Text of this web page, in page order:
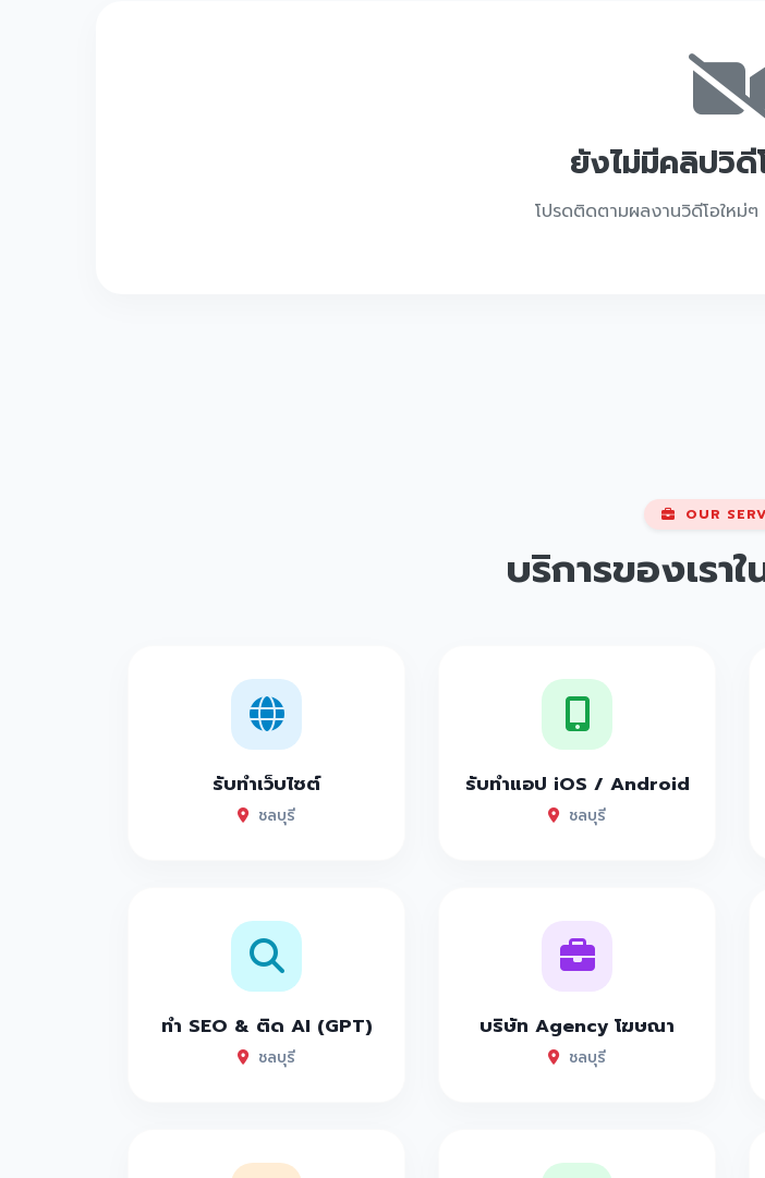
ยังไม่มีคลิปวิดี
โปรดติดตามผลงานวิดีโอใหม่ๆ
OUR
บริการของเรา
รับทำเว็บไซต์
ชลบุรี
รับทำแอป iOS / Android
ชลบุรี
ทำ SEO & ติด AI (GPT)
ชลบุรี
บริษัท Agency โฆษณา
ชลบุรี